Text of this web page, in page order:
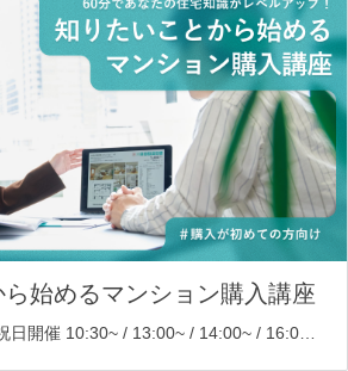
始めるマンション購入講座